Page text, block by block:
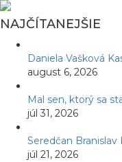
NAJČÍTANEJŠIE
Daniela Vašková
august 6, 2026
Mal sen, ktorý sa
júl 31, 2026
Seredčan
júl 21, 2026